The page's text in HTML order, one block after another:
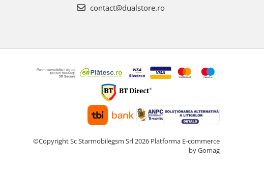
contact@dualstore.ro
©Copyright Sc Starmobilegsm Srl 2026 Platforma E-commerce
by Gomag